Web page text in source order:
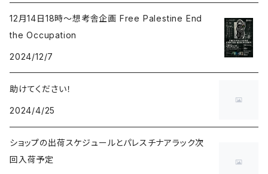
12月14日18時〜想考舎企画 Free Palestine End
the Occupation
2024/12/7
助けてください！
2024/4/25
ショップの出荷スケジュールとパレスチナアラック次
回入荷予定